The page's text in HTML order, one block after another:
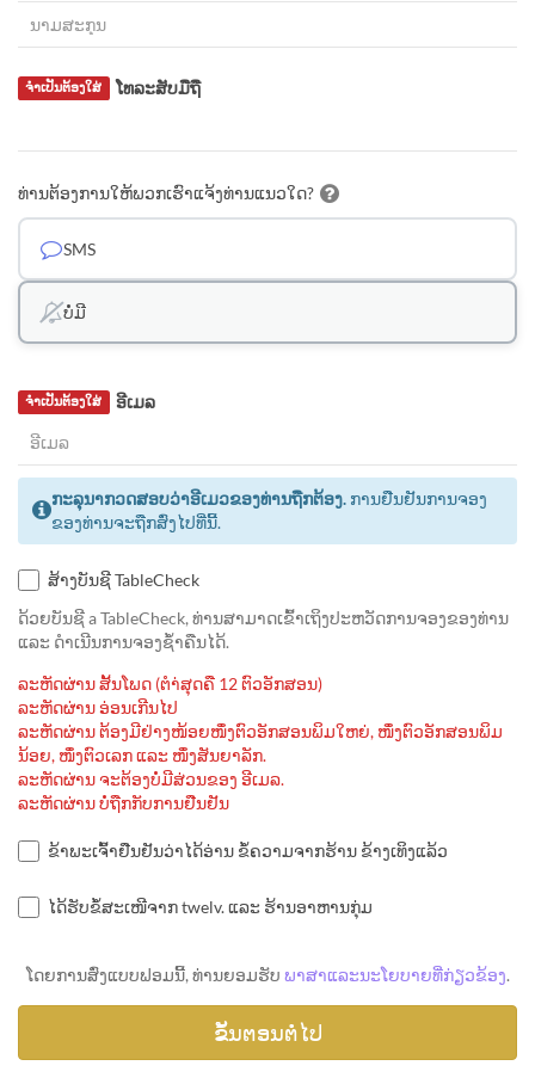
ໂທລະສັບມືຖື
ຈຳເປັນຕ້ອງໃສ່
ທ່ານຕ້ອງການໃຫ້ພວກເຮົາແຈ້ງທ່ານແນວໃດ?
SMS
ບໍ່ມີ
ອີເມລ
ຈຳເປັນຕ້ອງໃສ່
ກະລຸນາກວດສອບວ່າອີເມວຂອງທ່ານຖືກຕ້ອງ. ການຢືນຢັນການຈອງ
ຂອງທ່ານຈະຖືກສົ່ງໄປທີ່ນີ້.
ສ້າງບັນຊີ TableCheck
ດ້ວຍບັນຊີ a TableCheck, ທ່ານສາມາດເຂົ້າເຖິງປະຫວັດການຈອງຂອງທ່ານ
ແລະ ດຳເນີນການຈອງຊ້ຳຄືນໄດ້.
ລະຫັດຜ່ານ ສັ້ນໂພດ (ຕຳ່ສຸດຄື 12 ຕົວອັກສອນ)
ລະຫັດຜ່ານ ອ່ອນເກີນໄປ
ລະຫັດຜ່ານ ຕ້ອງມີຢ່າງໜ້ອຍໜຶ່ງຕົວອັກສອນພິມໃຫຍ່, ໜຶ່ງຕົວອັກສອນພິມ
ນ້ອຍ, ໜຶ່ງຕົວເລກ ແລະ ໜຶ່ງສັນຍາລັກ.
ລະຫັດຜ່ານ ຈະຕ້ອງບໍ່ມີສ່ວນຂອງ ອີເມລ.
ລະຫັດຜ່ານ ບໍ່ຖືກກັບການຢືນຢັນ
ຂ້າພະເຈົ້າຢືນຢັນວ່າໄດ້ອ່ານ ຂໍ້ຄວາມຈາກຮ້ານ ຂ້າງເທິງແລ້ວ
ໄດ້ຮັບຂໍ້ສະເໜີຈາກ twelv. ແລະ ຮ້ານອາຫານກຸ່ມ
ໂດຍການສົ່ງແບບຟອມນີ້, ທ່ານຍອມຮັບ ພາສາແລະນະໂຍບາຍທີ່ກ່ຽວຂ້ອງ.